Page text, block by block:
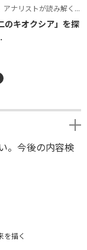
トが読み解くテーマの本質
のキオクシア」を探
。今後の内容検
を描く